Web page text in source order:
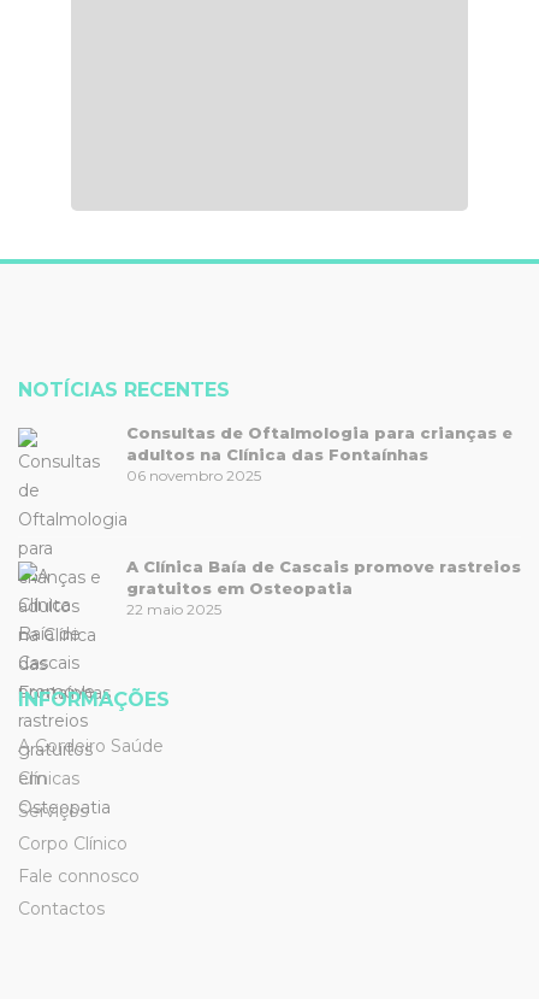
NOTÍCIAS RECENTES
Consultas de Oftalmologia para crianças e
adultos na Clínica das Fontaínhas
06 novembro 2025
A Clínica Baía de Cascais promove rastreios
gratuitos em Osteopatia
22 maio 2025
INFORMAÇÕES
A Cordeiro Saúde
Clínicas
Serviços
Corpo Clínico
Fale connosco
Contactos